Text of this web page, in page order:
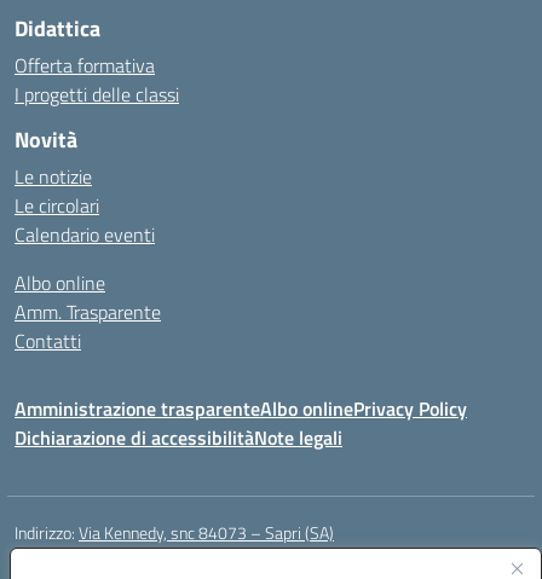
Didattica
Offerta formativa
I progetti delle classi
Novità
Le notizie
Le circolari
Calendario eventi
Albo online
Amm. Trasparente
Contatti
Amministrazione trasparenteAlbo onlinePrivacy Policy
Dichiarazione di accessibilitàNote legali
Indirizzo:Via Kennedy, snc 84073 – Sapri (SA)
Centralino: